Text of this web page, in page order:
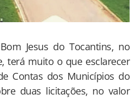
Jesus do Tocantins, no
terá muito o que esclarecer
Contas dos Municípios do
duas licitações, no valor